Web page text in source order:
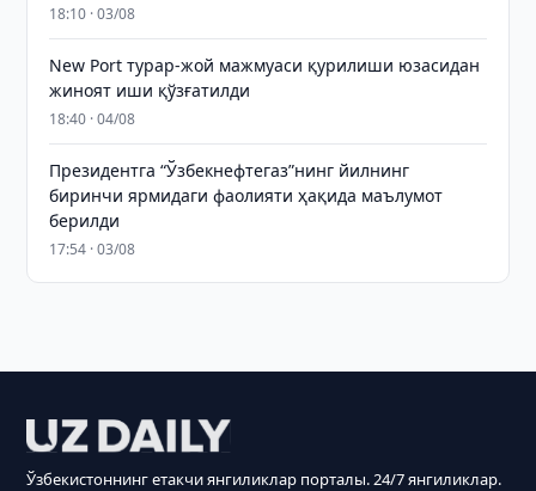
18:10 · 03/08
New Port турар-жой мажмуаси қурилиши юзасидан
жиноят иши қўзғатилди
18:40 · 04/08
Президентга “Ўзбекнефтегаз”нинг йилнинг
биринчи ярмидаги фаолияти ҳақида маълумот
берилди
17:54 · 03/08
Ўзбекистоннинг етакчи янгиликлар порталы. 24/7 янгиликлар.